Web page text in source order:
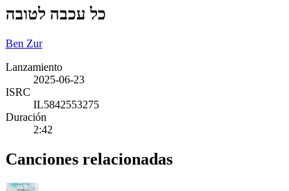
כל עכבה לטובה
Ben Zur
Lanzamiento
2025-06-23
ISRC
IL5842553275
Duración
2:42
Canciones relacionadas